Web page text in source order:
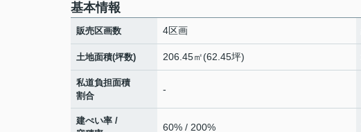
基本情報
販売区画数 4区画
土地面積(坪数) 206.45㎡(62.45坪)
私道負担面積
割合
-
建ぺい率 /
60% / 200%